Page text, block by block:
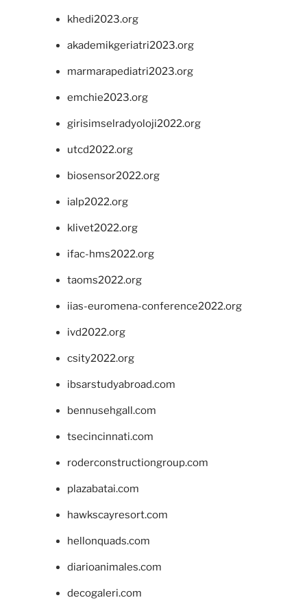
khedi2023.org
akademikgeriatri2023.org
marmarapediatri2023.org
emchie2023.org
girisimselradyoloji2022.org
utcd2022.org
biosensor2022.org
ialp2022.org
klivet2022.org
ifac-hms2022.org
taoms2022.org
iias-euromena-conference2022.org
ivd2022.org
csity2022.org
ibsarstudyabroad.com
bennusehgall.com
tsecincinnati.com
roderconstructiongroup.com
plazabatai.com
hawkscayresort.com
hellonquads.com
diarioanimales.com
decogaleri.com